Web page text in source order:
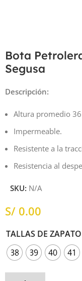
Bota
Segusa
Descripción:
Altura promedio
Impermeable.
Resistente a la
Resistencia al
SKU: N/A
S/
TALLAS DE ZAPATO
38
39 40 41